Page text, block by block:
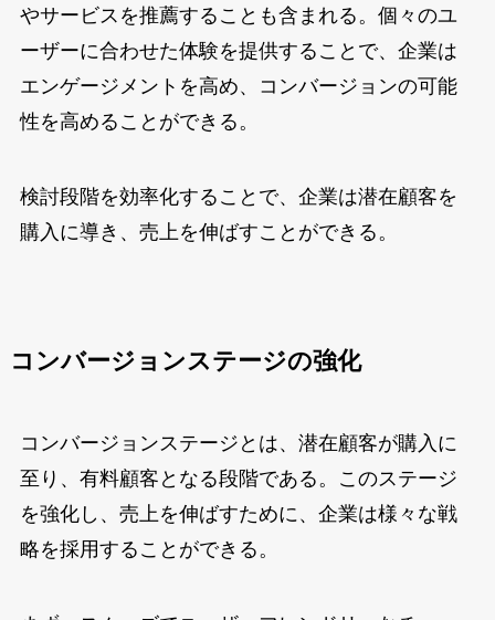
やサービスを推薦することも含まれる。個々のユ
ーザーに合わせた体験を提供することで、企業は
エンゲージメントを高め、コンバージョンの可能
性を高めることができる。
検討段階を効率化することで、企業は潜在顧客を
購入に導き、売上を伸ばすことができる。
コンバージョンステージの強化
コンバージョンステージとは、潜在顧客が購入に
至り、有料顧客となる段階である。このステージ
を強化し、売上を伸ばすために、企業は様々な戦
略を採用することができる。